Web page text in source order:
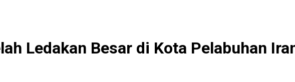
Ledakan Besar di Kota Pelabuhan